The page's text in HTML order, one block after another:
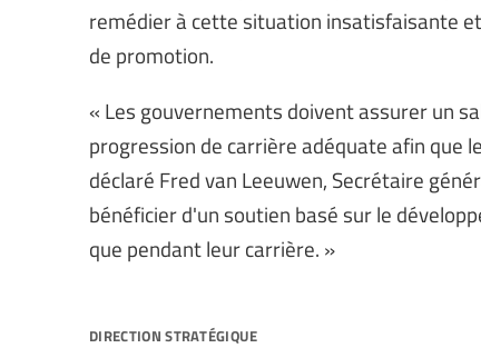
remédier à cette situation insatisfaisante
de promotion.
« Les gouvernements doivent assurer un
progression de carrière adéquate afin que
déclaré Fred van Leeuwen, Secrétaire
bénéficier d'un soutien basé sur le
que pendant leur carrière. »
direction stratégique